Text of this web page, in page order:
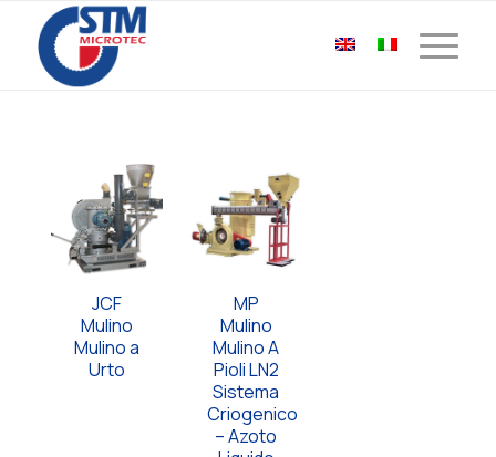
JCF
Mulino
Mulino a
Urto
MP
Mulino
Mulino A
Pioli LN2
Sistema
Criogenico
– Azoto